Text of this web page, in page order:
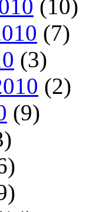
(10)
(7)
(3)
(2)
(9)